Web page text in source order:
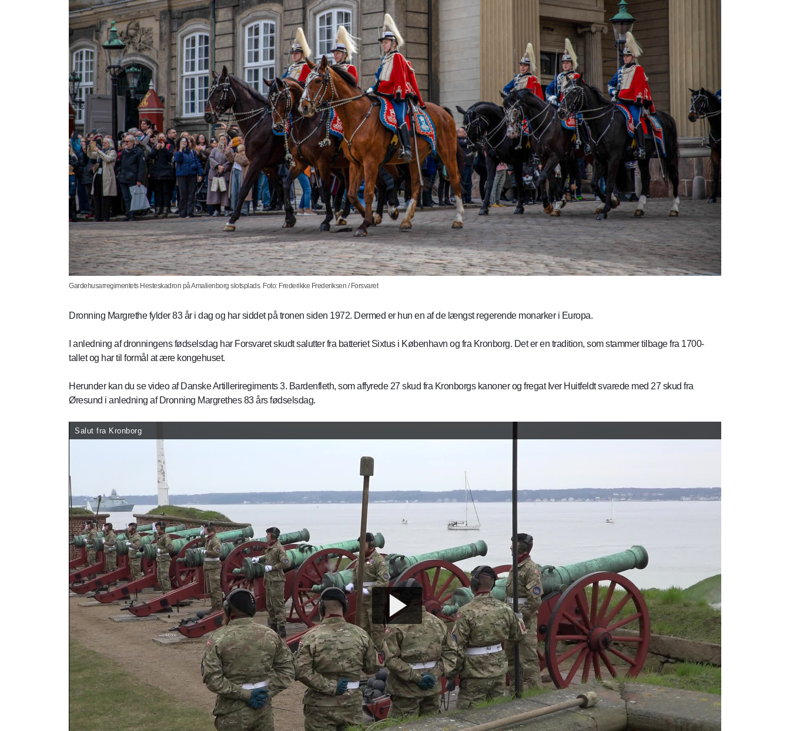
Gardehusarregimentets Hesteskadron på Amalienborg slotsplads. Foto: Frederikke Frederiksen / Forsvaret
Dronning Margrethe fylder 83 år i dag og har siddet på tronen siden 1972. Dermed er hun en af de længst regerende monarker i Europa.
I anledning af dronningens fødselsdag har Forsvaret skudt salutter fra batteriet Sixtus i København og fra Kronborg. Det er en tradition, som stammer tilbage fra 1700-
tallet og har til formål at ære kongehuset.
Herunder kan du se video af Danske Artilleriregiments 3. Bardenfleth, som affyrede 27 skud fra Kronborgs kanoner og fregat Iver Huitfeldt svarede med 27 skud fra
Øresund i anledning af Dronning Margrethes 83 års fødselsdag.